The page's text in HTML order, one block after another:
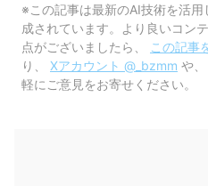
※この記事は最新のAI技術を活
成されています。より良いコン
点がございましたら、
この記事
り、
Xアカウント @_bzmm や、
軽にご意見をお寄せください。